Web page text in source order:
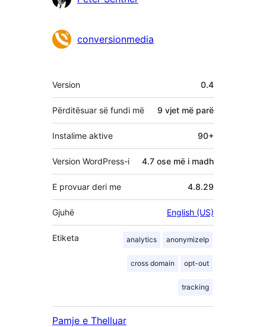
conversionmedia
Të
tjera
Version 0.4
Përditësuar së fundi më 9 vjet më parë
Instalime aktive 90+
Version WordPress-i 4.7 ose më i madh
E provuar deri me 4.8.29
Gjuhë English (US)
Etiketa analytics anonymizeIp
cross domain opt-out
tracking
Pamje e Thelluar